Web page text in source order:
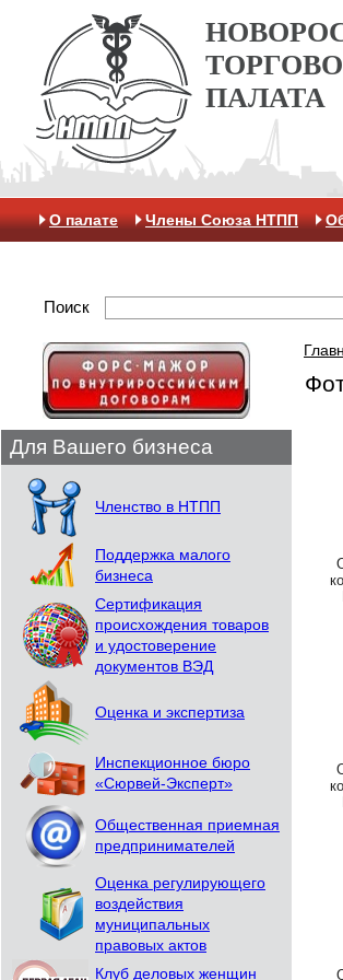
ПАЛАТА
О палате Члены Союза НТПП
Поиск
Для Вашего бизнеса
Членство в НТПП
Поддержка малого
бизнеса
Сертификация
происхождения товаров
и удостоверение
документов ВЭД
Оценка и экспертиза
Инспекционное бюро
«Сюрвей-Эксперт»
Общественная приемная
предпринимателей
Оценка регулирующего
воздействия
муниципальных
правовых актов
Клуб деловых женщин